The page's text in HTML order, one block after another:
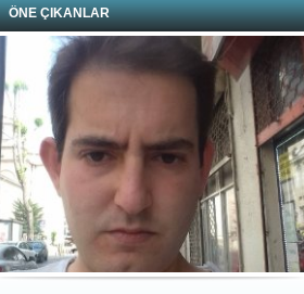
ÖNE ÇIKANLAR